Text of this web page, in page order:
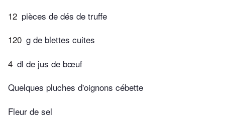
12 pièces de dés de truffe
120 g de blettes cuites
4 dl de jus de bœuf
Quelques pluches d'oignons cébette
Fleur de sel